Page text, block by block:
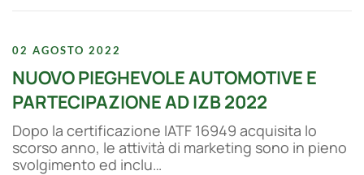
02 AGOSTO 2022
NUOVO PIEGHEVOLE AUTOMOTIVE E
PARTECIPAZIONE AD IZB 2022
Dopo la certificazione IATF 16949 acquisita lo
scorso anno, le attività di marketing sono in pieno
svolgimento ed inclu…